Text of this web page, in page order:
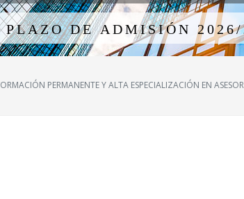
PLAZO DE A DMISIÓN 2026/
PERMANENTE Y ALTA ESPECIALIZACIÓN EN